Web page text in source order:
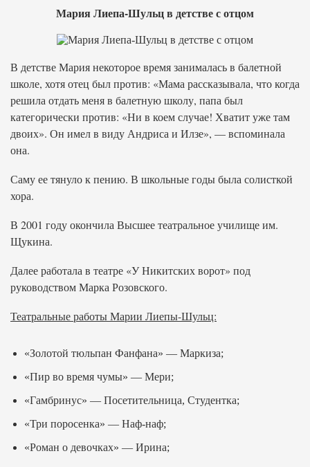
Мария Лиепа-Шульц в детстве с отцом
В детстве Мария некоторое время занималась в балетной
школе, хотя отец был против: «Мама рассказывала, что когда
решила отдать меня в балетную школу, папа был
категорически против: «Ни в коем случае! Хватит уже там
двоих». Он имел в виду Андриса и Илзе», — вспоминала
она.
Саму ее тянуло к пению. В школьные годы была солисткой
хора.
В 2001 году окончила Высшее театральное училище им.
Щукина.
Далее работала в театре «У Никитских ворот» под
руководством Марка Розовского.
Театральные работы Марии Лиепы-Шульц:
«Золотой тюльпан Фанфана» — Маркиза;
«Пир во время чумы» — Мери;
«Гамбринус» — Посетительница, Студентка;
«Три поросенка» — Наф-наф;
«Роман о девочках» — Ирина;